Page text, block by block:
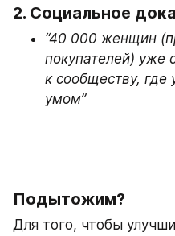
2. Социальное
“40 000 женщин
покупателей) уже
к сообществу, где
умом”
Подытожим?
Для того, чтобы